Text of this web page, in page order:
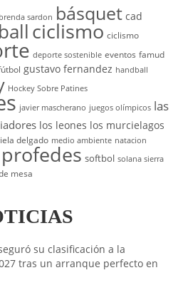
brenda sardon básquet cad
ciclismo ciclismo
deporte sostenible eventos famud
gustavo fernandez handball
Hockey Sobre Patines
javier mascherano juegos olímpicos las
los leones los murcielagos
delgado medio ambiente natacion
profedes softbol solana sierra
mesa
su clasificación a la
tras un arranque perfecto en